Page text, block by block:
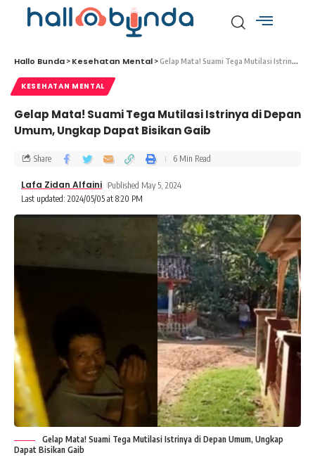
Hallo Bunda > Kesehatan Mental >Gelap Mata! Suami Tega Mutilasi Istrinya di Depan Umum, Ungkap Dapat Bisikan Gaib
KESEHATAN MENTAL
Gelap Mata! Suami Tega Mutilasi Istrinya di Depan
Umum, Ungkap Dapat Bisikan Gaib
Last updated: 2024/05/05 at 8:20 PM
Lafa Zidan Alfaini Published May 5, 2024
Share 6 Min Read
Gelap Mata! Suami Tega Mutilasi Istrinya di Depan Umum, Ungkap
Dapat Bisikan Gaib